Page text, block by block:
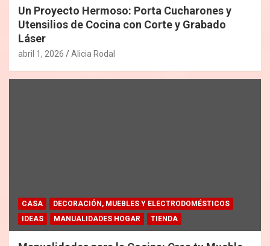
Un Proyecto Hermoso: Porta Cucharones y
Utensilios de Cocina con Corte y Grabado
Láser
abril 1, 2026 Alicia Rodal
CASA
DECORACIÓN, MUEBLES Y ELECTRODOMÉSTICOS
IDEAS
MANUALIDADES HOGAR TIENDA